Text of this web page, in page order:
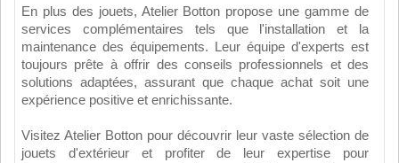
En plus des jouets, Atelier Botton propose une gamme de
services complémentaires tels que l'installation et la
maintenance des équipements. Leur équipe d'experts est
toujours prête à offrir des conseils professionnels et des
solutions adaptées, assurant que chaque achat soit une
expérience positive et enrichissante.
Visitez Atelier Botton pour découvrir leur vaste sélection de
jouets d'extérieur et profiter de leur expertise pour